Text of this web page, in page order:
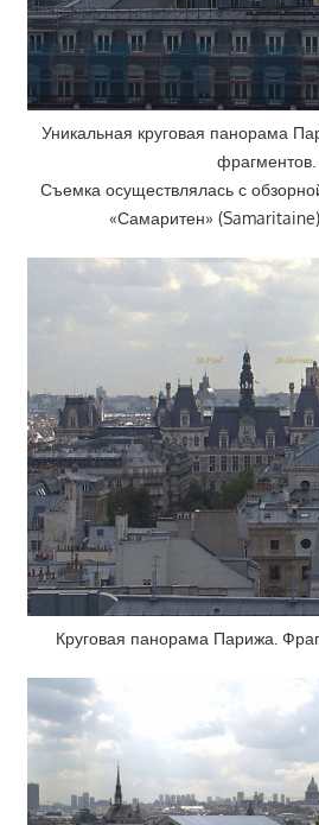
Уникальная круговая панорама
фрагментов.
Съемка осуществлялась с
«Самаритен»
Круговая панорама Парижа.